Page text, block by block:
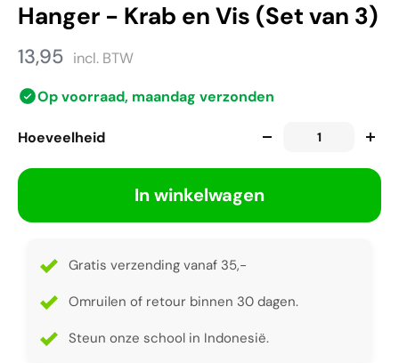
Hanger - Krab en Vis (Set van 3)
13,95 incl. BTW
Op voorraad, maandag verzonden
Hoeveelheid
In winkelwagen
Gratis verzending vanaf 35,-
Omruilen of retour binnen 30 dagen.
Steun onze school in Indonesië.